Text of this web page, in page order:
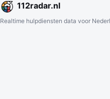
112radar.nl
Realtime hulpdiensten data voor